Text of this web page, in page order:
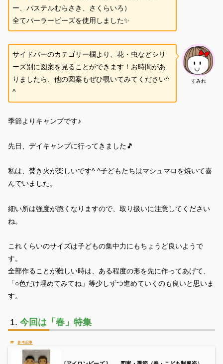
ー、パステルむらさき、さくらいろ）
全てパーラービーズを使用しました✨
すみれ
サイドバーのカテゴリー欄より、花・虫などシリ
ーズ別に図案を見ることができます！お時間があ
りましたら、他の図案もぜひ覗いてみてください^
^
季節よりキャンプです♪
先日、デイキャンプに行ってきました🎵
私は、焚き火が楽しいです^ ^子どもたちはマシュマロを焼いて喜
んでいました。
細い所は強度が脆くなりますので、取り扱いに注意してください
ね。
これくらいのサイズは子どもの集中力にもちょうど良いようで
す。
全部作ることが難しい時は、ある程度の形を先に作ってあげて、
「○色だけ埋めてみてね」等少しずつ進めていくのも良いと思いま
す。
今回は「春」特集